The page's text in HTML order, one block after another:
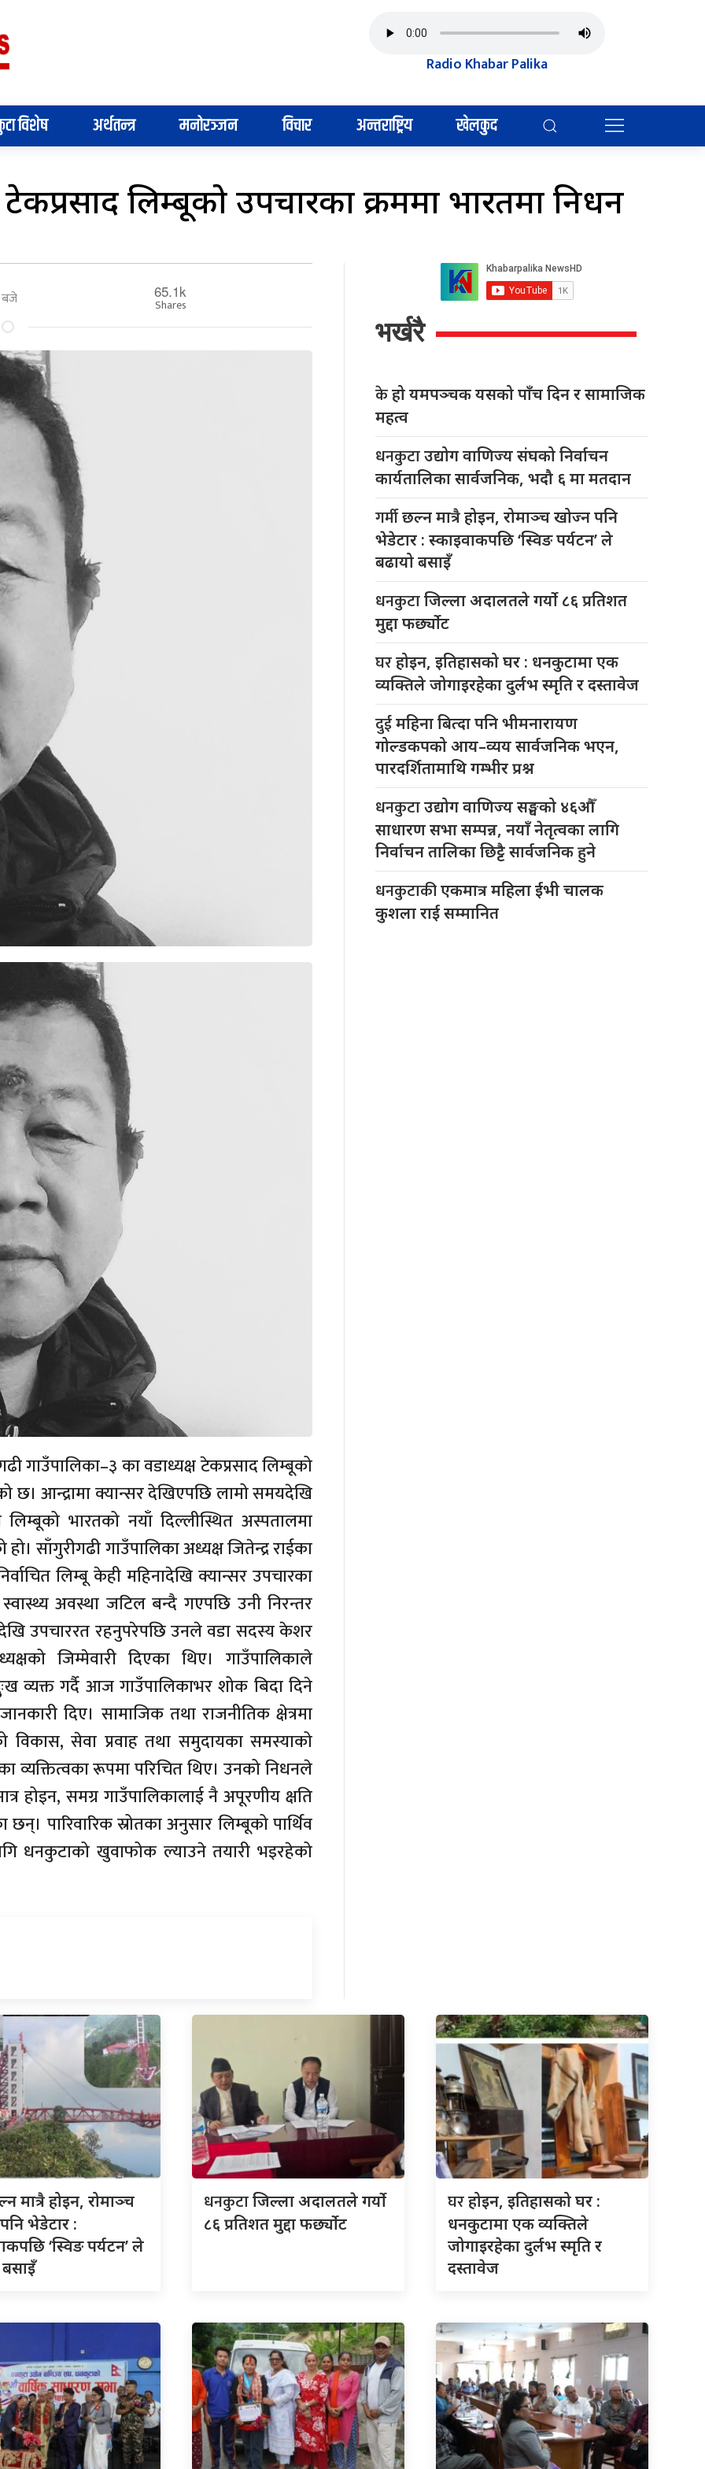
Radio Khabar Palika
विशेष अर्थतन्त्र मनोरञ्जन विचार अन्तराष्ट्रिय खेलकुद
टेकप्रसाद लिम्बूको उपचारका क्रममा भारतमा निधन
बजे 65.1k
Shares
गाउँपालिका–३ का वडाध्यक्ष टेकप्रसाद लिम्बूको
छ। आन्द्रामा क्यान्सर देखिएपछि लामो समयदेखि
भारतको नयाँ दिल्लीस्थित अस्पतालमा
साँगुरीगढी गाउँपालिका अध्यक्ष जितेन्द्र राईका
लिम्बू केही महिनादेखि क्यान्सर उपचारका
अवस्था जटिल बन्दै गएपछि उनी निरन्तर
उपचाररत रहनुपरेपछि उनले वडा सदस्य केशर
जिम्मेवारी दिएका थिए। गाउँपालिकाले
व्यक्त गर्दै आज गाउँपालिकाभर शोक बिदा दिने
दिए। सामाजिक तथा राजनीतिक क्षेत्रमा
विकास, सेवा प्रवाह तथा समुदायका समस्याको
व्यक्तित्वका रूपमा परिचित थिए। उनको निधनले
होइन, समग्र गाउँपालिकालाई नै अपूरणीय क्षति
पारिवारिक स्रोतका अनुसार लिम्बूको पार्थिव
धनकुटाको खुवाफोक ल्याउने तयारी भइरहेको
भर्खरै
केहो यमपञ्चक यसको पाँच दिन र सामाजिक
महत्व
धनकुटाउद्योग वाणिज्य संघको निर्वाचन
कार्यतालिका सार्वजनिक, भदौ ६ मा मतदान
गर्मीछल्न मात्रै होइन, रोमाञ्च खोज्न पनि
भेडेटार : स्काइवाकपछि ‘स्विङ पर्यटन’ ले
बढायो बसाइँ
धनकुटाजिल्ला अदालतले गर्यो ८६ प्रतिशत
मुद्दा फर्छ्योट
घरहोइन, इतिहासको घर : धनकुटामा एक
व्यक्तिले जोगाइरहेका दुर्लभ स्मृति र दस्तावेज
दुईमहिना बित्दा पनि भीमनारायण
गोल्डकपको आय–व्यय सार्वजनिक भएन,
पारदर्शितामाथि गम्भीर प्रश्न
धनकुटाउद्योग वाणिज्य सङ्घको ४६औँ
साधारण सभा सम्पन्न, नयाँ नेतृत्वका लागि
निर्वाचन तालिका छिट्टै सार्वजनिक हुने
धनकुटाकीएकमात्र महिला ईभी चालक
कुशला राई सम्मानित
मात्रै होइन, रोमाञ्च
भेडेटार :
‘स्विङ पर्यटन’ ले
धनकुटाजिल्ला अदालतले गर्यो
८६ प्रतिशत मुद्दा फर्छ्योट
घरहोइन, इतिहासको घर :
धनकुटामा एक व्यक्तिले
जोगाइरहेका दुर्लभ स्मृति र
दस्तावेज